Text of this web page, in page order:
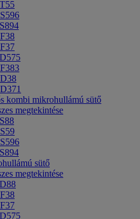
kombi mikrohullámú sütő
megtekintése
sütő
megtekintése